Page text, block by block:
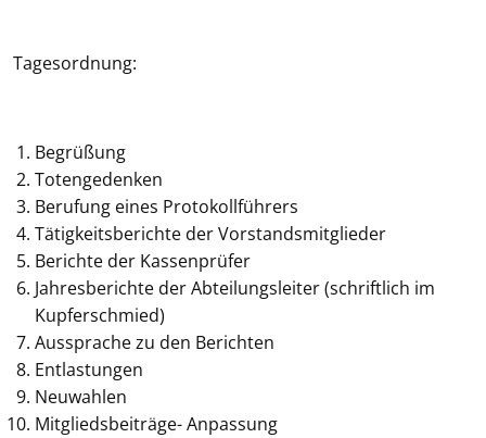
Tagesordnung:
Begrüßung
Totengedenken
Berufung eines Protokollführers
Tätigkeitsberichte der Vorstandsmitglieder
Berichte der Kassenprüfer
Jahresberichte der Abteilungsleiter (schriftlich im
Kupferschmied)
Aussprache zu den Berichten
Entlastungen
Neuwahlen
Mitgliedsbeiträge- Anpassung